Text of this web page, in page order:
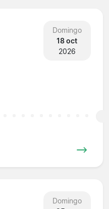
Domingo
18 oct
2026
Domingo